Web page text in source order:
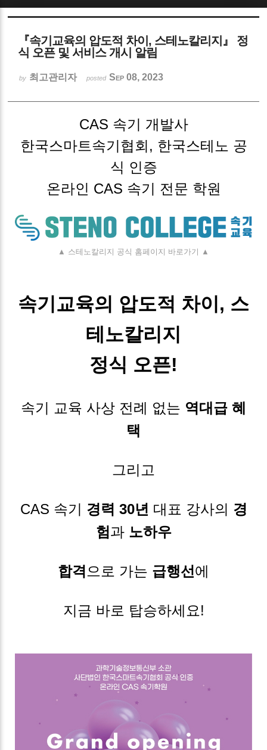
『속기교육의 압도적 차이, 스테노칼리지』 정
식 오픈 및 서비스 개시 알림
by 최고관리자 posted Sep 08, 2023
CAS 속기 개발사
한국스마트속기협회, 한국스테노 공
식 인증
온라인 CAS 속기 전문 학원
▲ 스테노칼리지 공식 홈페이지 바로가기 ▲
속기교육의 압도적 차이, 스
테노칼리지
정식 오픈!
속기 교육 사상 전례 없는 역대급 혜
택
그리고
CAS 속기 경력 30년 대표 강사의 경
험과 노하우
합격으로 가는 급행선에
지금 바로 탑승하세요!
Sketchbook5, 스케치북5
Sketchbook5, 스케치북5